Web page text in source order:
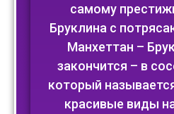
самому
Бруклина с
Манхеттан –
закончится – в
который
красивые виды